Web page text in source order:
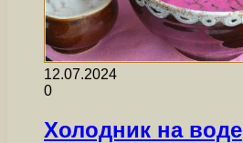
12.07.2024
0
Холодник на воде